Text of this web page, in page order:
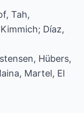
Tah,
Díaz,
Hübers,
Martel, El